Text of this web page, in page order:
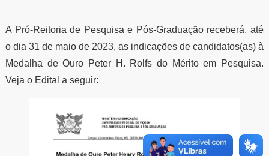
A Pró-Reitoria de Pesquisa e Pós-Graduação receberá, até
o dia 31 de maio de 2023, as indicações de candidatos(as) à
Medalha de Ouro Peter H. Rolfs do Mérito em Pesquisa.
Veja o Edital a seguir: